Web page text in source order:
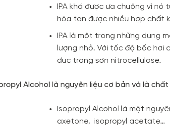
IPA khá được ưa chuộng vì
hòa tan được nhiều hợp chất
IPA là một trong những dung
lượng nhỏ. Với tốc độ bốc hơi
đục trong sơn nitrocellulose.
Alcohol là nguyên liệu cơ bản và là
Isopropyl Alcohol là một
axetone, isopropyl acetate…